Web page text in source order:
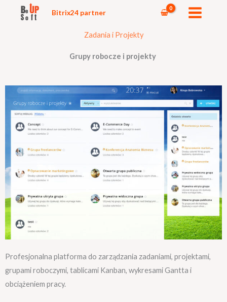
Przejdź
Bitrix24 partner
Zadania i Projekty
Grupy robocze i projekty
Profesjonalna platforma do zarządzania zadaniami, projektami,
grupami roboczymi, tablicami Kanban, wykresami Gantta i
obciążeniem pracy.